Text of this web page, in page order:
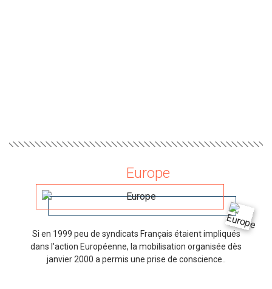
Europe
Si en 1999 peu de syndicats Français étaient impliqués
dans l'action Européenne, la mobilisation organisée dès
janvier 2000 a permis une prise de conscience..